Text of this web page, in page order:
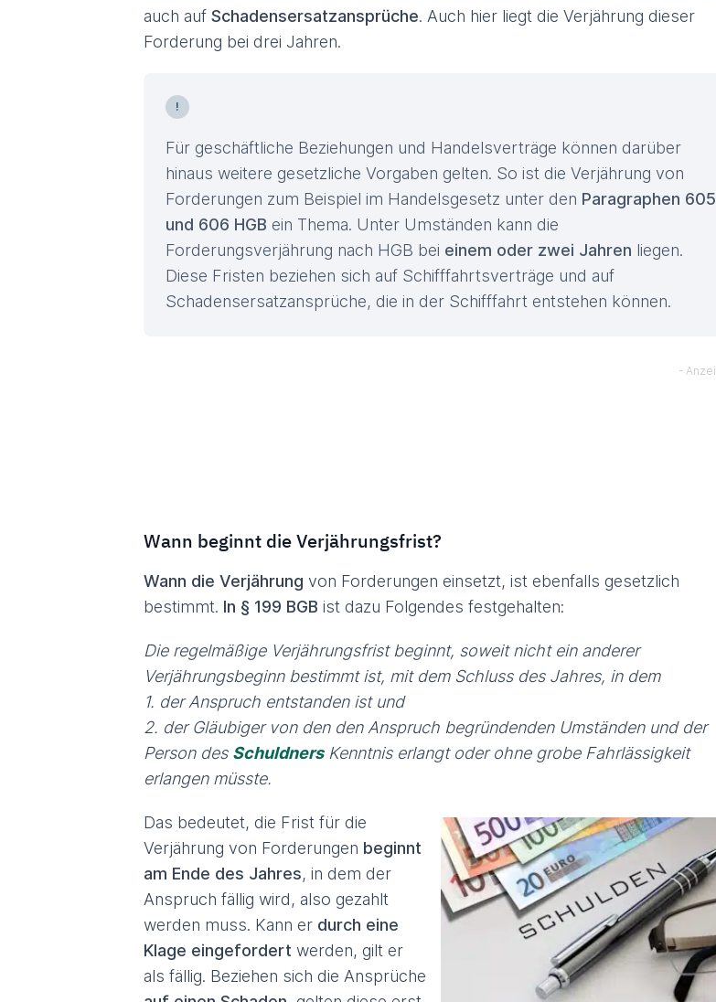
auch auf Schadensersatzansprüche. Auch hier liegt die Verjährung dieser
Forderung bei drei Jahren.
Für geschäftliche Beziehungen und Handelsverträge können darüber
hinaus weitere gesetzliche Vorgaben gelten. So ist die Verjährung von
Forderungen zum Beispiel im Handelsgesetz unter den Paragraphen 605
und 606 HGB ein Thema. Unter Umständen kann die
Forderungsverjährung nach HGB bei einem oder zwei Jahren liegen.
Diese Fristen beziehen sich auf Schifffahrtsverträge und auf
Schadensersatzansprüche, die in der Schifffahrt entstehen können.
Wann beginnt die Verjährungsfrist?
Wann die Verjährung von Forderungen einsetzt, ist ebenfalls gesetzlich
bestimmt. In § 199 BGB ist dazu Folgendes festgehalten:
Die regelmäßige Verjährungsfrist beginnt, soweit nicht ein anderer
Verjährungsbeginn bestimmt ist, mit dem Schluss des Jahres, in dem
1. der Anspruch entstanden ist und
2. der Gläubiger von den den Anspruch begründenden Umständen und der
Person des SchuldnersKenntnis erlangt oder ohne grobe Fahrlässigkeit
erlangen müsste.
Das bedeutet, die Frist für die
Verjährung von Forderungen beginnt
am Ende des Jahres, in dem der
Anspruch fällig wird, also gezahlt
werden muss. Kann er durch eine
Klage eingefordert werden, gilt er
als fällig. Beziehen sich die Ansprüche